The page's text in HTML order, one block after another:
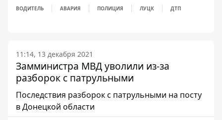
ВОДИТЕЛЬ АВАРИЯ ПОЛИЦИЯ ЛУЦК ДТП
11:14, 13 декабря 2021
Замминистра МВД уволили из-за
разборок с патрульными
Последствия разборок с патрульными на посту
в Донецкой области